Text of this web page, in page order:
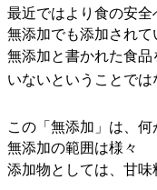
最近ではより食の安全
無添加でも添加されて
無添加と書かれた食
いないということでは
この「無添加」は、
無添加の範囲は様々
添加物としては、甘